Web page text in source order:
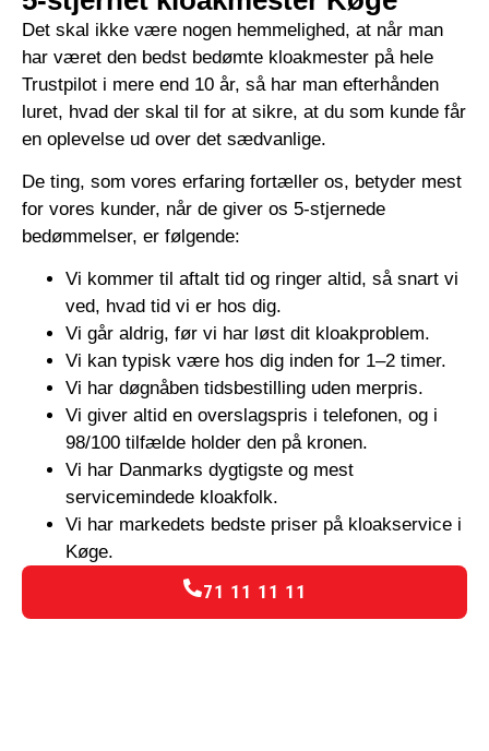
Det skal ikke være nogen hemmelighed, at når man
har været den bedst bedømte kloakmester på hele
Trustpilot i mere end 10 år, så har man efterhånden
luret, hvad der skal til for at sikre, at du som kunde får
en oplevelse ud over det sædvanlige.
De ting, som vores erfaring fortæller os, betyder mest
for vores kunder, når de giver os 5-stjernede
bedømmelser, er følgende:
Vi kommer til aftalt tid og ringer altid, så snart vi
ved, hvad tid vi er hos dig.
Vi går aldrig, før vi har løst dit kloakproblem.
Vi kan typisk være hos dig inden for 1–2 timer.
Vi har døgnåben tidsbestilling uden merpris.
Vi giver altid en overslagspris i telefonen, og i
98/100 tilfælde holder den på kronen.
Vi har Danmarks dygtigste og mest
servicemindede kloakfolk.
Vi har markedets bedste priser på kloakservice i
Køge.
71 11 11 11